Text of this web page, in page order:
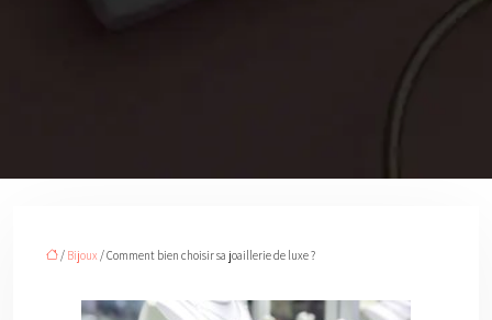
/ Bijoux / Comment bien choisir sa joaillerie de luxe ?